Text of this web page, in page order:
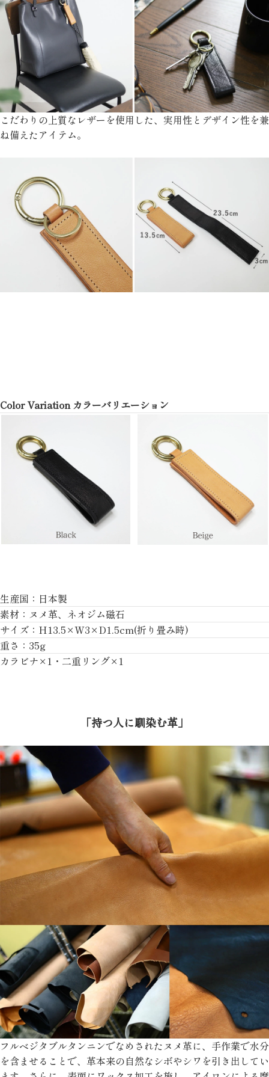
こだわりの上質なレザーを使用した、実用性とデザイン性を兼
ね備えたアイテム。
Color Variation カラーバリエーション
生産国：日本製
素材：ヌメ革、ネオジム磁石
サイズ：H13.5×W3×D1.5cm(折り畳み時)
重さ：35g
カラビナ×1・二重リング×1
「持つ人に馴染む革」
フルベジタブルタンニンでなめされたヌメ革に、手作業で水分
を含ませることで、革本来の自然なシボやシワを引き出してい